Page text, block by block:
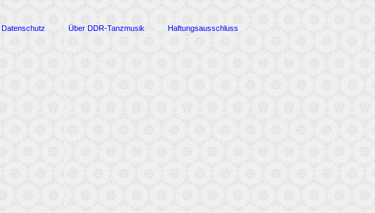
Datenschutz Über DDR-Tanzmusik Haftungsausschluss